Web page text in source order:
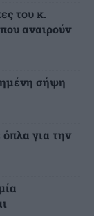
του κ.
αναιρούν
σήψη
για την